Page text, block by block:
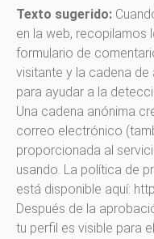
Texto sugerido:
en la web, recopilamos
formulario de
visitante y la cadena
para ayudar a la
Una cadena anónima
correo electrónico
proporcionada al
usando. La política de
está disponible aquí:
Después de la
tu perfil es visible para